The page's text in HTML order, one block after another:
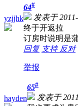
yzjjhk
64#
发表于
终于开返拉
订房时说明是
回复 支持 反对
举报
hayden
65#
发表于